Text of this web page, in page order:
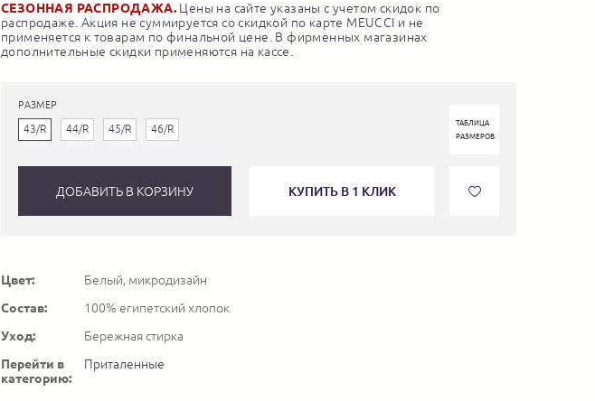
СЕЗОННАЯ РАСПРОДАЖА. Цены на сайте указаны с учетом скидок по
распродаже. Акция не суммируется со скидкой по карте MEUCCI и не
применяется к товарам по финальной цене. В фирменных магазинах
дополнительные скидки применяются на кассе.
РАЗМЕР
43/R 44/R 45/R 46/R
ТАБЛИЦА
РАЗМЕРОВ
ДОБАВИТЬ В КОРЗИНУ КУПИТЬ В 1 КЛИК
Цвет:
Белый, микродизайн
Состав:
100% египетский хлопок
Уход:
Бережная стирка
Перейти в
категорию:
Приталенные